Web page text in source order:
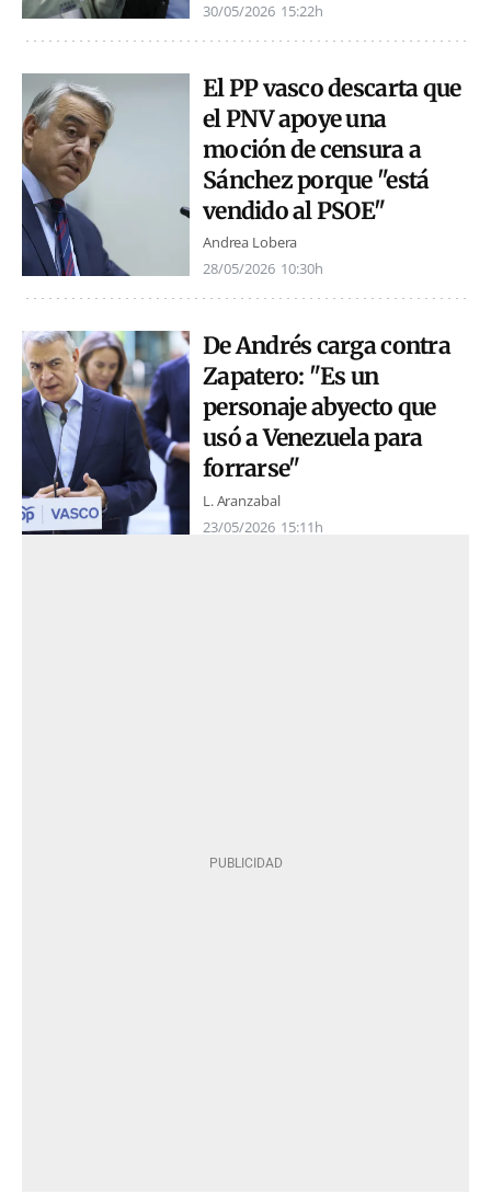
30/05/2026 15:22h
El PP vasco descarta que
el PNV apoye una
moción de censura a
Sánchez porque "está
vendido al PSOE"
Andrea Lobera
28/05/2026 10:30h
De Andrés carga contra
Zapatero: "Es un
personaje abyecto que
usó a Venezuela para
forrarse"
L. Aranzabal
23/05/2026 15:11h